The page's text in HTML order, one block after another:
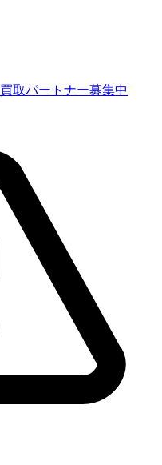
買取パートナー募集中